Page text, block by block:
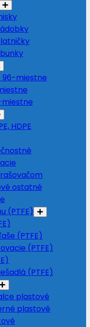
96-miestne
HDPE
ostatné
(PTFE)
(PTFE)
(PTFE)
(PTFE)
plastové
plastové